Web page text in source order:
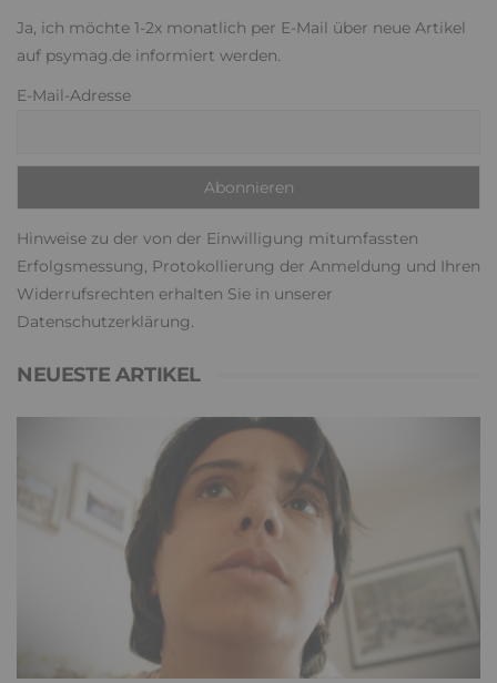
Ja, ich möchte 1-2x monatlich per E-Mail über neue Artikel
auf psymag.de informiert werden.
E-Mail-Adresse
Hinweise zu der von der Einwilligung mitumfassten
Erfolgsmessung, Protokollierung der Anmeldung und Ihren
Widerrufsrechten erhalten Sie in unserer
Datenschutzerklärung.
NEUESTE ARTIKEL